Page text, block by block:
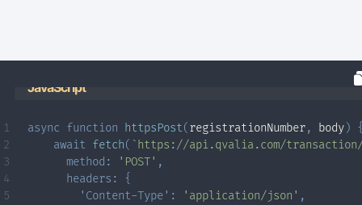
JavaScript
async function httpsPost( registrationNumber, body)
await fetch( ` https://api.qvalia.com/
method : 'POST' ,
headers :
{
'Content-Type' : 'application/json' ,